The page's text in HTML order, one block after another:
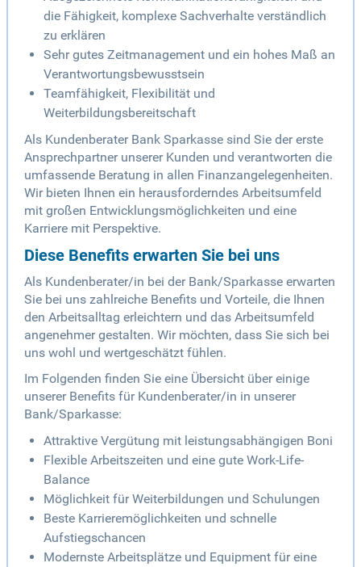
die Fähigkeit, komplexe Sachverhalte verständlich
zu erklären
Sehr gutes Zeitmanagement und ein hohes Maß an
Verantwortungsbewusstsein
Teamfähigkeit, Flexibilität und
Weiterbildungsbereitschaft
Als Kundenberater Bank Sparkasse sind Sie der erste
Ansprechpartner unserer Kunden und verantworten die
umfassende Beratung in allen Finanzangelegenheiten.
Wir bieten Ihnen ein herausforderndes Arbeitsumfeld
mit großen Entwicklungsmöglichkeiten und eine
Karriere mit Perspektive.
Diese Benefits erwarten Sie bei uns
Als Kundenberater/in bei der Bank/Sparkasse erwarten
Sie bei uns zahlreiche Benefits und Vorteile, die Ihnen
den Arbeitsalltag erleichtern und das Arbeitsumfeld
angenehmer gestalten. Wir möchten, dass Sie sich bei
uns wohl und wertgeschätzt fühlen.
Im Folgenden finden Sie eine Übersicht über einige
unserer Benefits für Kundenberater/in in unserer
Bank/Sparkasse:
Attraktive Vergütung mit leistungsabhängigen Boni
Flexible Arbeitszeiten und eine gute Work-Life-
Balance
Möglichkeit für Weiterbildungen und Schulungen
Beste Karrieremöglichkeiten und schnelle
Aufstiegschancen
Modernste Arbeitsplätze und Equipment für eine